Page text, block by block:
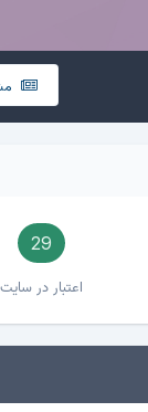
29
اعتبار در سایت